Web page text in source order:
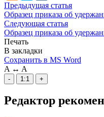
Предыдущая статья
Образец приказа об
Следующая статья
Образец приказа об
Печать
В закладки
Сохранить в MS Word
A ↔ A
- 1:1 +
Редактор